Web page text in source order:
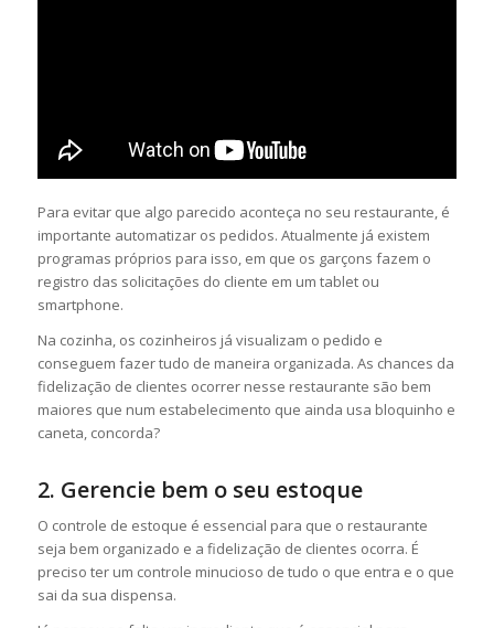
Para evitar que algo parecido aconteça no seu restaurante, é
importante automatizar os pedidos. Atualmente já existem
programas próprios para isso, em que os garçons fazem o
registro das solicitações do cliente em um tablet ou
smartphone.
Na cozinha, os cozinheiros já visualizam o pedido e
conseguem fazer tudo de maneira organizada. As chances da
fidelização de clientes ocorrer nesse restaurante são bem
maiores que num estabelecimento que ainda usa bloquinho e
caneta, concorda?
2. Gerencie bem o seu estoque
O controle de estoque é essencial para que o restaurante
seja bem organizado e a fidelização de clientes ocorra. É
preciso ter um controle minucioso de tudo o que entra e o que
sai da sua dispensa.